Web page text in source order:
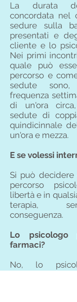
La durata
concordata nel
sedure sulla
presentati e
cliente e lo
Nei primi
quale può
percorso e
sedute
frequenza
di un'ora
sedute di
quindicinnale
un'ora e mezza.
E se volessi
Si può
percorso
libertà e in
terapia,
conseguenza.
Lo psicologo
farmaci?
No, lo